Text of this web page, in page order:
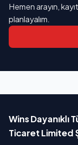
Hemen arayın,
planlayalım.
Wins Dayanıklı
Ticaret Limited